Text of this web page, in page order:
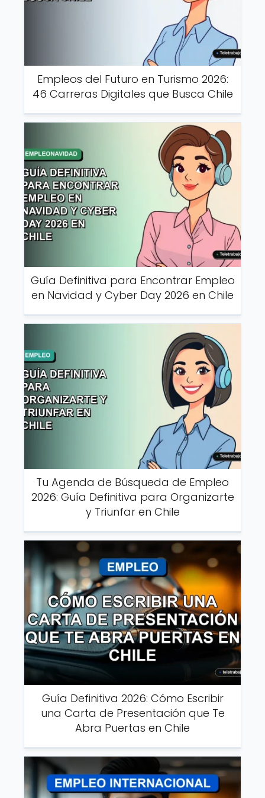
Empleos del Futuro en Turismo 2026:
46 Carreras Digitales que Busca Chile
Guía Definitiva para Encontrar Empleo
en Navidad y Cyber Day 2026 en Chile
Tu Agenda de Búsqueda de Empleo
2026: Guía Definitiva para Organizarte
y Triunfar en Chile
Guía Definitiva 2026: Cómo Escribir
una Carta de Presentación que Te
Abra Puertas en Chile